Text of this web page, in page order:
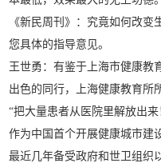
《新民周刊》：究竟如何改
您具体的指导意见。
王世勇：有鉴于上海市健康教
出色的同行，上海健康教育所
“把大量患者从医院里解放出来
作为中国首个开展健康城市建
最近几年备受政府和世卫组织